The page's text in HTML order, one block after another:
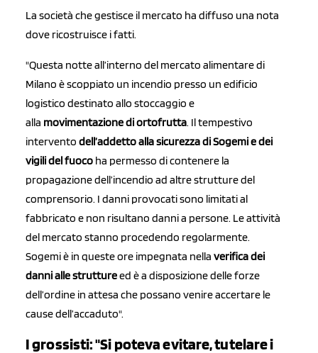
La società che gestisce il mercato ha diffuso una nota
dove ricostruisce i fatti.
"Questa notte all’interno del mercato alimentare di
Milano è scoppiato un incendio presso un edificio
logistico destinato allo stoccaggio e
alla movimentazione di ortofrutta. Il tempestivo
intervento dell’addetto alla sicurezza di Sogemi e dei
vigili del fuoco ha permesso di contenere la
propagazione dell’incendio ad altre strutture del
comprensorio. I danni provocati sono limitati al
fabbricato e non risultano danni a persone. Le attività
del mercato stanno procedendo regolarmente.
Sogemi è in queste ore impegnata nella verifica dei
danni alle struttureed è a disposizione delle forze
dell’ordine in attesa che possano venire accertare le
cause dell’accaduto".
I grossisti: "Si poteva evitare, tutelare i